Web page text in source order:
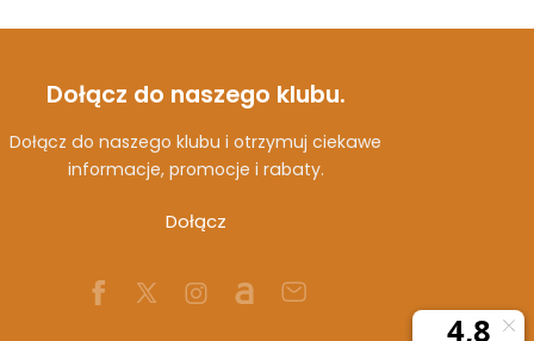
Dołącz do naszego klubu.
Dołącz do naszego klubu i otrzymuj ciekawe
informacje, promocje i rabaty.
Dołącz